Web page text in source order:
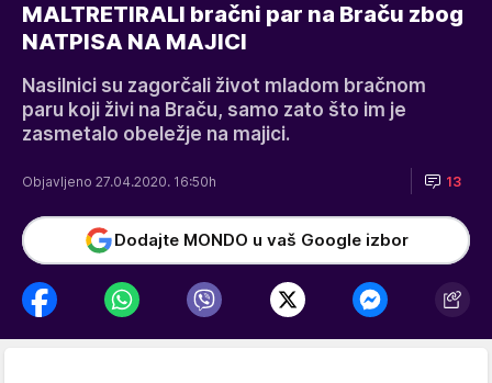
MALTRETIRALI bračni par na Braču zbog
NATPISA NA MAJICI
Nasilnici su zagorčali život mladom bračnom
paru koji živi na Braču, samo zato što im je
zasmetalo obeležje na majici.
Objavljeno 27.04.2020. 16:50h 13
Dodajte MONDO u vaš Google izbor